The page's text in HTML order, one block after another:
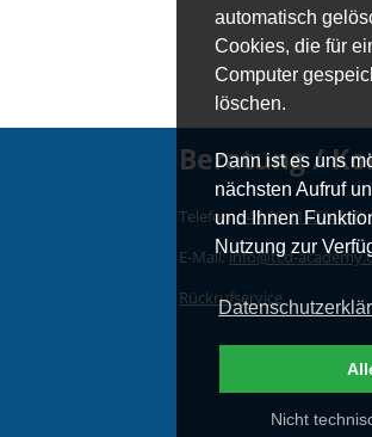
automatisch
Cookies, die für
Computer
löschen.
Dann ist es uns
nächsten Aufruf
und Ihnen
Nutzung zur
Nicht
Beratung /
Telefon:+49 89 215524500
E-Mail:info@tcd-
Rückrufservice